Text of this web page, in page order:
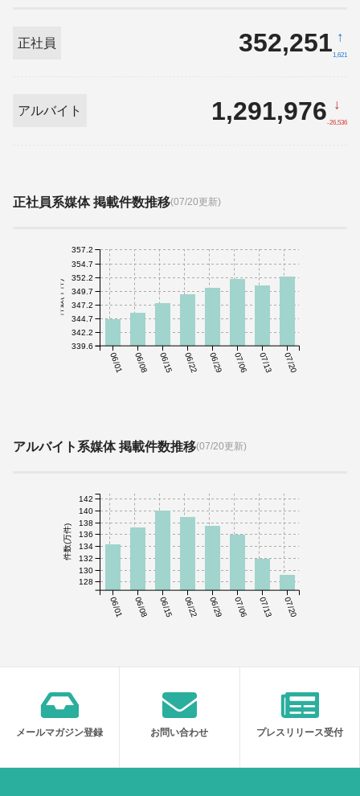
正社員 352,251 ↑
1,621
アルバイト 1,291,976 ↓
-26,536
正社員系媒体 掲載件数推移(07/20更新)
06/01 06/08 06/15 06/22 06/29 07/06 07/13 07/20
件数(千件)
339.6
342.2
344.7
347.2
349.7
352.2
354.7
357.2
アルバイト系媒体 掲載件数推移(07/20更新)
06/01 06/08 06/15 06/22 06/29 07/06 07/13 07/20
件数(万件)
128
130
132
134
136
138
140
142
メールマガジン登録 お問い合わせ プレスリリース受付